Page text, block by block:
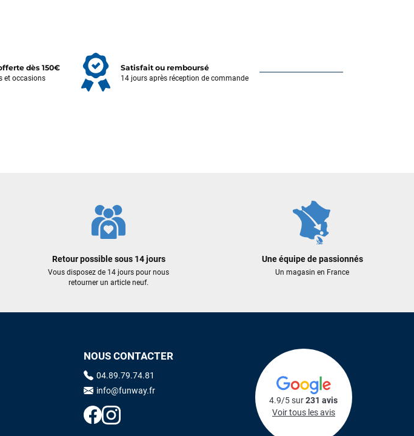
dès 150€
et occasions
Satisfait ou remboursé
14 jours après réception de commande
Retour possible sous 14 jours
Vous disposez de 14 jours pour nous
retourner un article neuf.
Une équipe de passionnés
Un magasin en France
NOUS CONTACTER
04.89.79.74.81
info@funway.fr
4.9/5 sur231 avis
Voir tous les avis
jamais pensé ! Excellent conseil
Merci encore pour cette severne
état. Mauruuru roa.